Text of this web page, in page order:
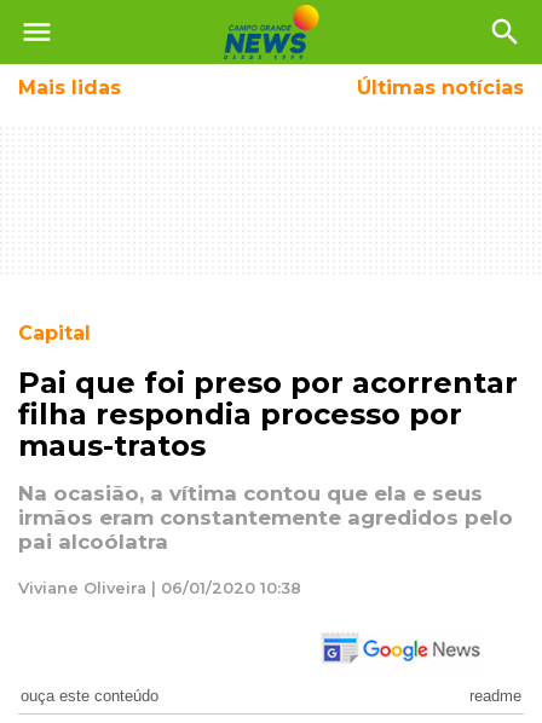
menu search
Mais lidas Últimas notícias
Capital
Pai que foi preso por acorrentar
filha respondia processo por
maus-tratos
Na ocasião, a vítima contou que ela e seus
irmãos eram constantemente agredidos pelo
pai alcoólatra
Viviane Oliveira | 06/01/2020 10:38
ouça este conteúdo readme